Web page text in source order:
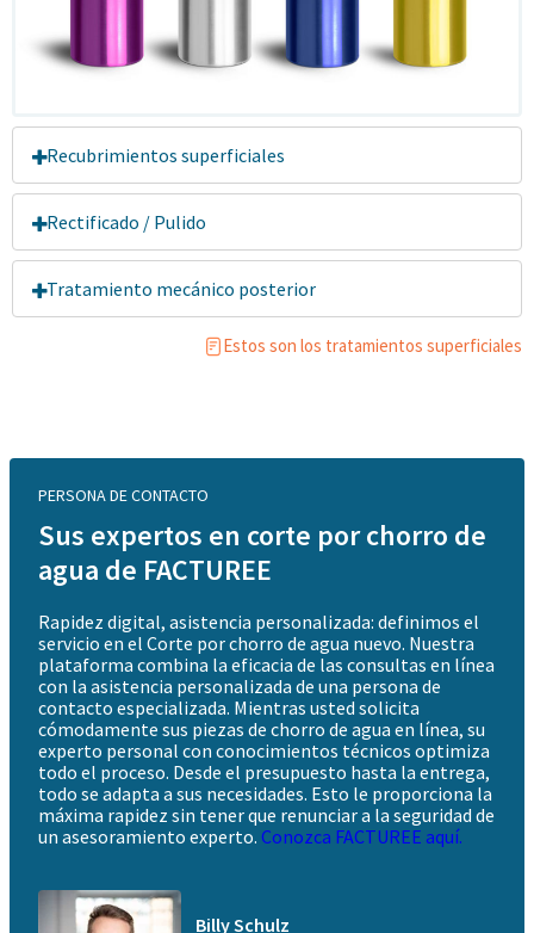
Recubrimientos superficiales
Rectificado / Pulido
Tratamiento mecánico posterior
Estos son los tratamientos superficiales
PERSONA DE CONTACTO
Sus expertos en corte por chorro de
agua de FACTUREE
Rapidez digital, asistencia personalizada: definimos el
servicio en el Corte por chorro de agua nuevo. Nuestra
plataforma combina la eficacia de las consultas en línea
con la asistencia personalizada de una persona de
contacto especializada. Mientras usted solicita
cómodamente sus piezas de chorro de agua en línea, su
experto personal con conocimientos técnicos optimiza
todo el proceso. Desde el presupuesto hasta la entrega,
todo se adapta a sus necesidades. Esto le proporciona la
máxima rapidez sin tener que renunciar a la seguridad de
un asesoramiento experto. Conozca FACTUREE aquí.
Billy Schulz